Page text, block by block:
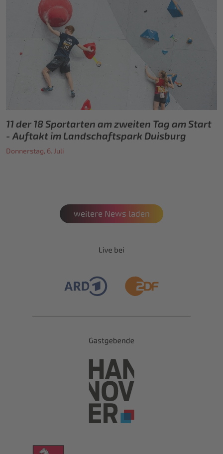
11 der 18 Sportarten am zweiten Tag am Start
- Auftakt im Landschaftspark Duisburg
Donnerstag, 6. Juli
weitere News laden